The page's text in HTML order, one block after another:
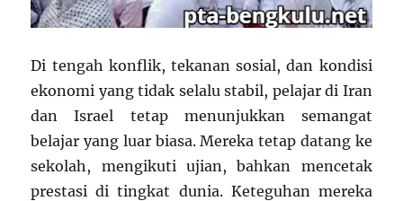
Di tengah konflik, tekanan sosial, dan kondisi
ekonomi yang tidak selalu stabil, pelajar di Iran
dan Israel tetap menunjukkan semangat
belajar yang luar biasa. Mereka tetap datang ke
sekolah, mengikuti ujian, bahkan mencetak
prestasi di tingkat dunia. Keteguhan mereka